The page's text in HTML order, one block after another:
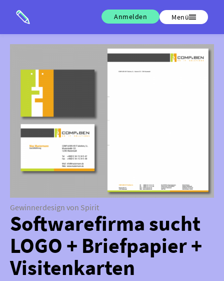
Anmelden Menü
Gewinnerdesign von Spirit
Softwarefirma sucht
LOGO + Briefpapier +
Visitenkarten